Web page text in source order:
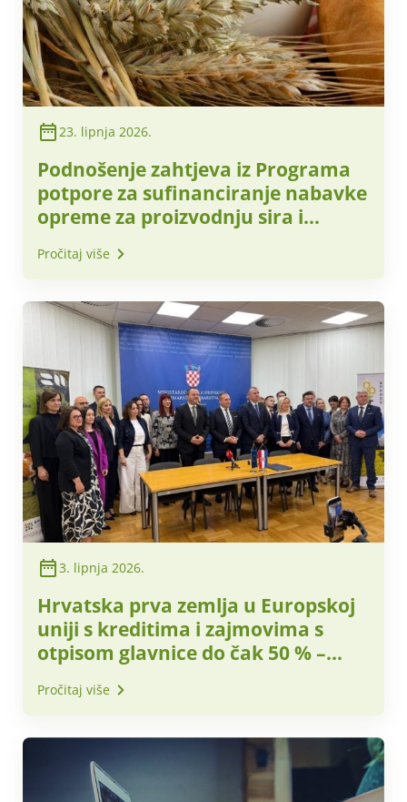
23. lipnja 2026.
Podnošenje zahtjeva iz Programa
potpore za sufinanciranje nabavke
opreme za proizvodnju sira i
za 2026. godinu do 30. rujna 2026.
Pročitaj više
3. lipnja 2026.
Hrvatska prva zemlja u Europskoj
uniji s kreditima i zajmovima s
otpisom glavnice do čak 50 % –
s HBOR-om i HAMAG-BICRO-om
Pročitaj više